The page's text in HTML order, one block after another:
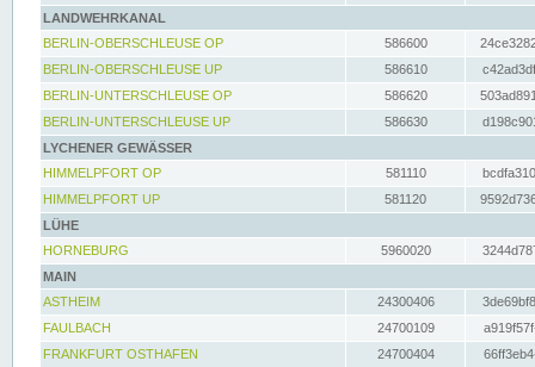
LANDWEHRKANAL
BERLIN-OBERSCHLEUSE OP
586600
BERLIN-OBERSCHLEUSE UP
586610
BERLIN-UNTERSCHLEUSE OP
586620
BERLIN-UNTERSCHLEUSE UP
586630
LYCHENER GEWÄSSER
HIMMELPFORT OP
581110
HIMMELPFORT UP
581120
LÜHE
HORNEBURG
5960020
MAIN
ASTHEIM
24300406
FAULBACH
24700109
FRANKFURT OSTHAFEN
24700404